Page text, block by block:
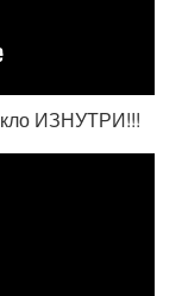
ИЗНУТРИ!!!